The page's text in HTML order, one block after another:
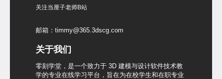
关注当厘子老师B站
邮箱：timmy@365.3dscg.com
关于我们
零刻学堂，是一个致力于 3D 建模与设计软件技术教
学的专业在线学习平台，旨在为在校学生和在职专业